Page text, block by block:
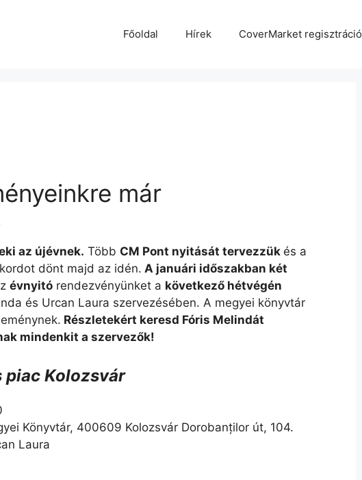
Főoldal Hírek CoverMarket regisztráció
már
az újévnek. Több CM Pont nyitását tervezzük és a
dönt majd az idén. A januári időszakban két
évnyitó rendezvényünket a következő hétvégén
és Urcan Laura szervezésében. A megyei könyvtár
Részletekért keresd Fóris Melindát
mindenkit a szervezők!
Kolozsvár
Könyvtár, 400609 Kolozsvár Dorobanților út, 104.
Laura